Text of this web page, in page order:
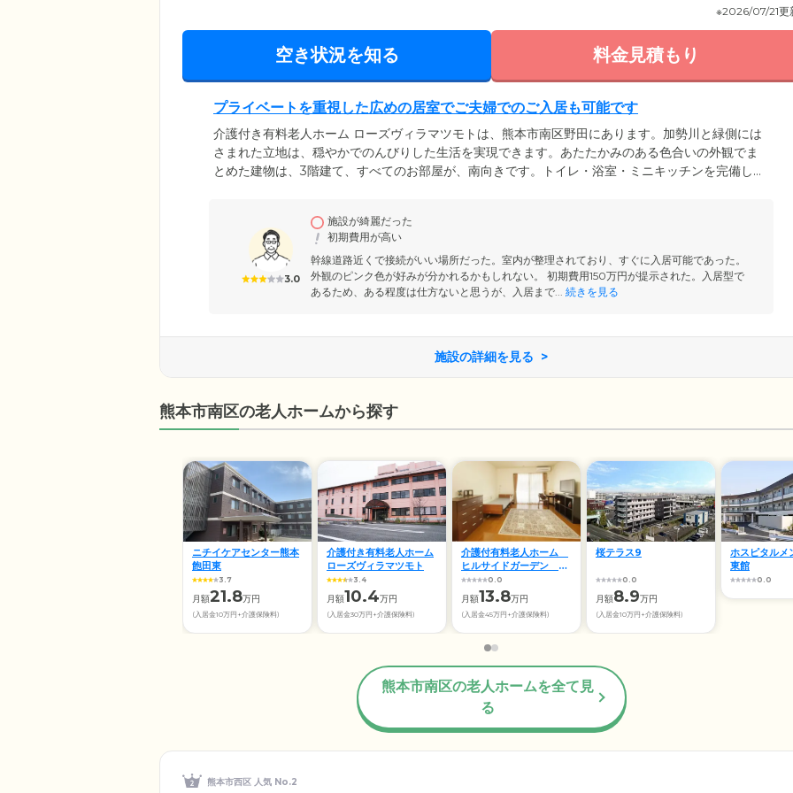
※2026/07/21更
空き状況を知る 料金見積もり
プライベートを重視した広めの居室でご夫婦でのご入居も可能です
介護付き有料老人ホーム ローズヴィラマツモトは、熊本市南区野田にあります。加勢川と緑側には
さまれた立地は、穏やかでのんびりした生活を実現できます。あたたかみのある色合いの外観でま
とめた建物は、3階建て、すべてのお部屋が、南向きです。トイレ・浴室・ミニキッチンを完備した
り、こもりきりの生活にならない刺激のある毎日を送っていただけます。
3.0
施設が綺麗だった
初期費用が高い
幹線道路近くで接続がいい場所だった。室内が整理されており、すぐに入居可能であった。
外観のピンク色が好みが分かれるかもしれない。 初期費用150万円が提示された。入居型で
あるため、ある程度は仕方ないと思うが、入居まで... 続きを見る
施設の詳細を見る
熊本市南区の老人ホームから探す
ニチイケアセンター熊本
飽田東
3.7
月額21.8万円
(入居金10万円+介護保険料)
介護付き有料老人ホーム
ローズヴィラマツモト
3.4
月額10.4万円
(入居金30万円+介護保険料)
介護付有料老人ホーム
ヒルサイドガーデン 山
吹
0.0
月額13.8万円
(入居金45万円+介護保険料)
桜テラス9
0.0
月額8.9万円
(入居金10万円+介護保険料)
ホスピタルメ
東館
0.0
熊本市南区の老人ホームを全て見
る
熊本市西区 人気 No.2